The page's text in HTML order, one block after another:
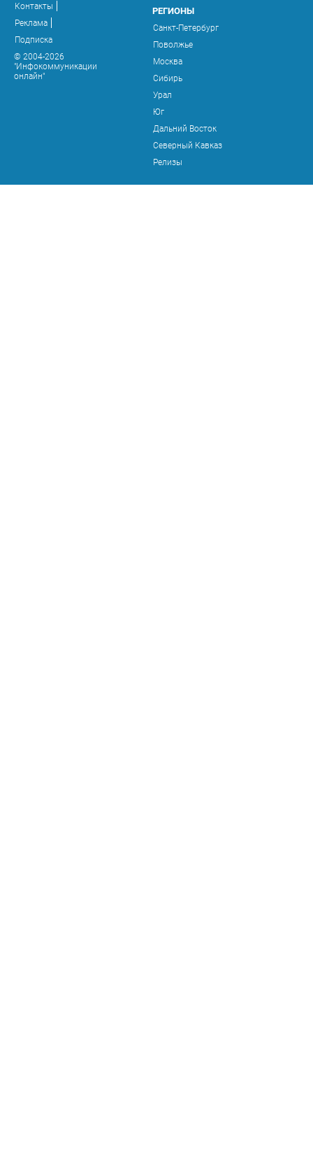
Контакты
Реклама
Подписка
© 2004-2026
"Инфокоммуникации
онлайн"
РЕГИОНЫ
Санкт-Петербург
Поволжье
Москва
Сибирь
Урал
Юг
Дальний Восток
Северный Кавказ
Релизы